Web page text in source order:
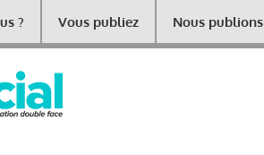
? Vous publiez Nous publions